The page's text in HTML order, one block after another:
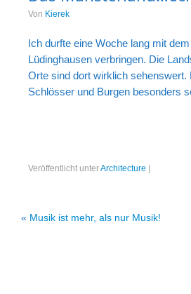
Architecture
Luftaufnahmen
Meine Kalender
Stefan´s EduPortal
Von Kierek
Ich durfte eine Woche lang mit
Lüdinghausen verbringen. Die
Orte sind dort wirklich sehenswert.
Schlösser und Burgen besonders
Veröffentlicht unterArchitecture
« Musik ist mehr, als nur Musik!